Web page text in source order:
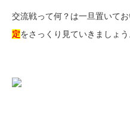
交流戦って何？は一旦置いて
定をさっくり見ていきましょう